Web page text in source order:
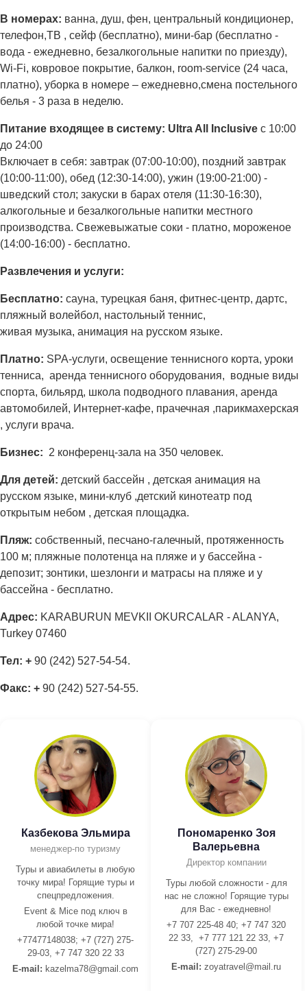
В номерах: ванна, душ, фен, центральный кондиционер,
телефон,ТВ , сейф (бесплатно), мини-бар (бесплатно -
вода - ежедневно, безалкогольные напитки по приезду),
Wi-Fi, ковровое покрытие, балкон, room-service (24 часа,
платно), уборка в номере – ежедневно,смена постельного
белья - 3 раза в неделю.
Питание входящее в систему: Ultra All Inclusive с 10:00
до 24:00
Включает в себя: завтрак (07:00-10:00), поздний завтрак
(10:00-11:00), обед (12:30-14:00), ужин (19:00-21:00) -
шведский стол; закуски в барах отеля (11:30-16:30),
алкогольные и безалкогольные напитки местного
производства. Свежевыжатые соки - платно, мороженое
(14:00-16:00) - бесплатно.
Развлечения и услуги:
Бесплатно: сауна, турецкая баня, фитнес-центр, дартс,
пляжный волейбол, настольный теннис,
живая музыка, анимация на русском языке.
Платно: SPA-услуги, освещение теннисного корта, уроки
тенниса, аренда теннисного оборудования, водные виды
спорта, бильярд, школа подводного плавания, аренда
автомобилей, Интернет-кафе, прачечная ,парикмахерская
, услуги врача.
Бизнес: 2 конференц-зала на 350 человек.
Для детей: детский бассейн , детская анимация на
русском языке, мини-клуб ,детский кинотеатр под
открытым небом , детская площадка.
Пляж: собственный, песчано-галечный, протяженность
100 м; пляжные полотенца на пляже и у бассейна -
депозит; зонтики, шезлонги и матрасы на пляже и у
бассейна - бесплатно.
Адрес: KARABURUN MEVKII OKURCALAR - ALANYA,
Turkey 07460
Тел: + 90 (242) 527-54-54.
Факс: + 90 (242) 527-54-55.
Казбекова Эльмира
менеджер-по туризму
Туры и авиабилеты в любую
точку мира! Горящие туры и
спецпредложения.
Event & Mice под ключ в
любой точке мира!
+77477148038; +7 (727) 275-
29-03, +7 747 320 22 33
E-mail: kazelma78@gmail.com
Пономаренко Зоя
Валерьевна
Директор компании
Туры любой сложности - для
нас не сложно! Горящие туры
для Вас - ежедневно!
+7 707 225-48 40; +7 747 320
22 33, +7 777 121 22 33, +7
(727) 275-29-00
E-mail: zoyatravel@mail.ru